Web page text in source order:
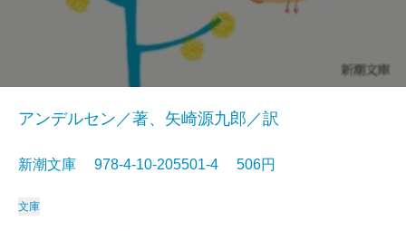
アンデルセン／著、矢崎源九郎／訳
新潮文庫 978-4-10-205501-4 506円
文庫